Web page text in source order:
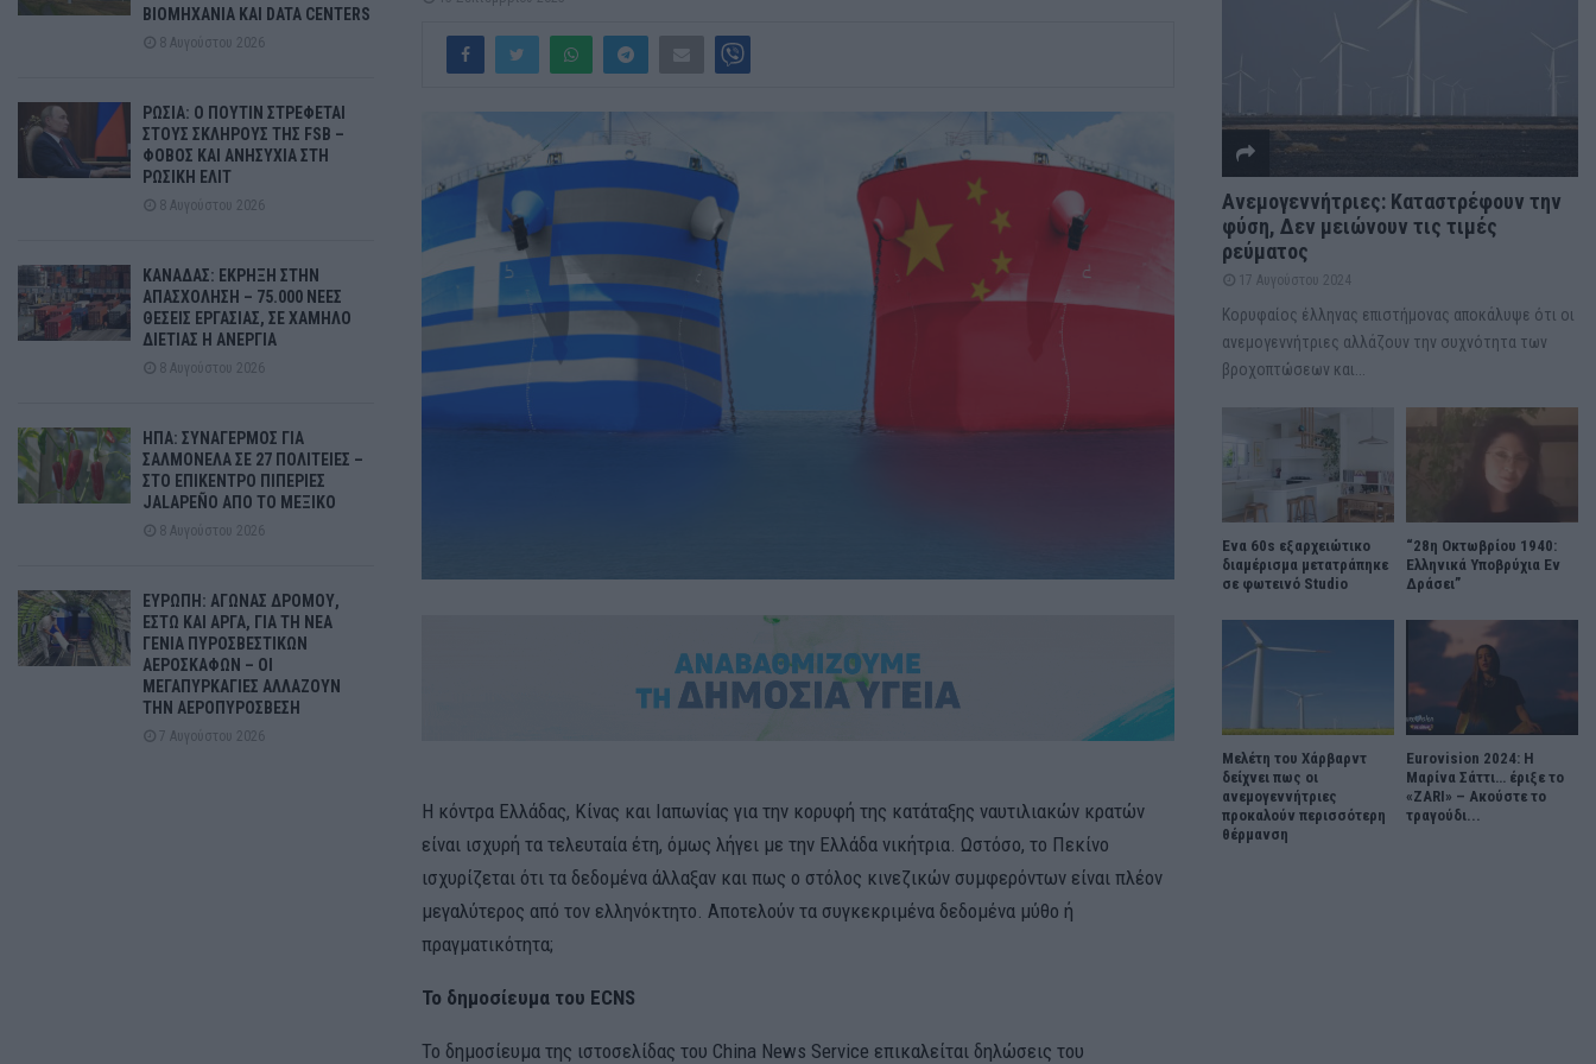
Η κόντρα Ελλάδας, Κίνας και Ιαπωνίας για την κορυφή της κατάταξης ναυτιλιακών κρατών
είναι ισχυρή τα τελευταία έτη, όμως λήγει με την Ελλάδα νικήτρια. Ωστόσο, το Πεκίνο
ισχυρίζεται ότι τα δεδομένα άλλαξαν και πως ο στόλος κινεζικών συμφερόντων είναι πλέον
μεγαλύτερος από τον ελληνόκτητο. Αποτελούν τα συγκεκριμένα δεδομένα μύθο ή
πραγματικότητα;
Το δημοσίευμα του ECNS
Το δημοσίευμα της ιστοσελίδας του China News Service επικαλείται δηλώσεις του
ΒΙΟΜΗΧΑΝΙΑ ΚΑΙ DATA CENTERS
8 Αυγούστου 2026
ΡΩΣΙΑ: Ο ΠΟΥΤΙΝ ΣΤΡΕΦΕΤΑΙ
ΣΤΟΥΣ ΣΚΛΗΡΟΥΣ ΤΗΣ FSB –
ΦΟΒΟΣ ΚΑΙ ΑΝΗΣΥΧΙΑ ΣΤΗ
ΡΩΣΙΚΗ ΕΛΙΤ
8 Αυγούστου 2026
ΚΑΝΑΔΑΣ: ΕΚΡΗΞΗ ΣΤΗΝ
ΑΠΑΣΧΟΛΗΣΗ – 75.000 ΝΕΕΣ
ΘΕΣΕΙΣ ΕΡΓΑΣΙΑΣ, ΣΕ ΧΑΜΗΛΟ
ΔΙΕΤΙΑΣ Η ΑΝΕΡΓΙΑ
8 Αυγούστου 2026
ΗΠΑ: ΣΥΝΑΓΕΡΜΟΣ ΓΙΑ
ΣΑΛΜΟΝΕΛΑ ΣΕ 27 ΠΟΛΙΤΕΙΕΣ –
ΣΤΟ ΕΠΙΚΕΝΤΡΟ ΠΙΠΕΡΙΕΣ
JALAPEÑO ΑΠΟ ΤΟ ΜΕΞΙΚΟ
8 Αυγούστου 2026
ΕΥΡΩΠΗ: ΑΓΩΝΑΣ ΔΡΟΜΟΥ,
ΕΣΤΩ ΚΑΙ ΑΡΓΑ, ΓΙΑ ΤΗ ΝΕΑ
ΓΕΝΙΑ ΠΥΡΟΣΒΕΣΤΙΚΩΝ
ΑΕΡΟΣΚΑΦΩΝ – ΟΙ
ΜΕΓΑΠΥΡΚΑΓΙΕΣ ΑΛΛΑΖΟΥΝ
ΤΗΝ ΑΕΡΟΠΥΡΟΣΒΕΣΗ
7 Αυγούστου 2026
Ανεμογεννήτριες: Καταστρέφουν την
φύση, Δεν μειώνουν τις τιμές
ρεύματος
17 Αυγούστου 2024
Κορυφαίος έλληνας επιστήμονας αποκάλυψε ότι οι
ανεμογεννήτριες αλλάζουν την συχνότητα των
βροχοπτώσεων και...
Ένα 60s εξαρχειώτικο
διαμέρισμα μετατράπηκε
σε φωτεινό Studio
“28η Οκτωβρίου 1940:
Ελληνικά Υποβρύχια Εν
Δράσει”
Μελέτη του Χάρβαρντ
δείχνει πως οι
ανεμογεννήτριες
προκαλούν περισσότερη
θέρμανση
Eurovision 2024: Η
Μαρίνα Σάττι… έριξε το
«ZARI» – Ακούστε το
τραγούδι...